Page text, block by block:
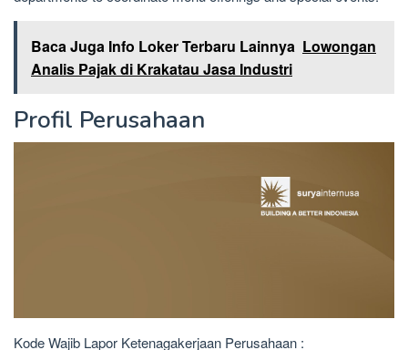
Baca Juga Info Loker Terbaru Lainnya Lowongan
Analis Pajak di Krakatau Jasa Industri
Profil Perusahaan
Kode Wajib Lapor Ketenagakerjaan Perusahaan :